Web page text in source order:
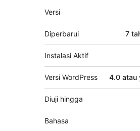
Meta
Versi
Diperbarui 7
Instalasi Aktif
Versi WordPress 4.0 atau
Diuji hingga
Bahasa